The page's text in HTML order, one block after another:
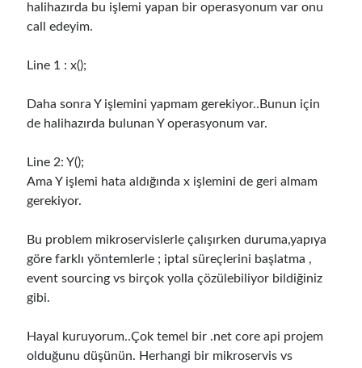
with OPA Gatekeeper and Ratify) – Part 2
Runtime Governance for AI Agents: Policy-as-Code with OPA - Gökhan
Recent Posts
Building an AI Agent in .NET: Deterministic Routing and Intelligent
Search with Microsoft Agent Framework
DevEx Series 03: Laying the Azure Focused Platform Foundation for an
IDP with ASO and KRO
MCP Server
DevEx Series 01: Creating Golden Paths with Backstage, Developer Self-
Service Without Losing Control
Meta
halihazırda bu işlemi yapan bir operasyonum var onu
call edeyim.
Line 1 : x();
Daha sonra Y işlemini yapmam gerekiyor..Bunun için
de halihazırda bulunan Y operasyonum var.
Line 2: Y();
Ama Y işlemi hata aldığında x işlemini de geri almam
gerekiyor.
Bu problem mikroservislerle çalışırken duruma,yapıya
göre farklı yöntemlerle ; iptal süreçlerini başlatma ,
event sourcing vs birçok yolla çözülebiliyor bildiğiniz
gibi.
Hayal kuruyorum..Çok temel bir .net core api projem
olduğunu düşünün. Herhangi bir mikroservis vs